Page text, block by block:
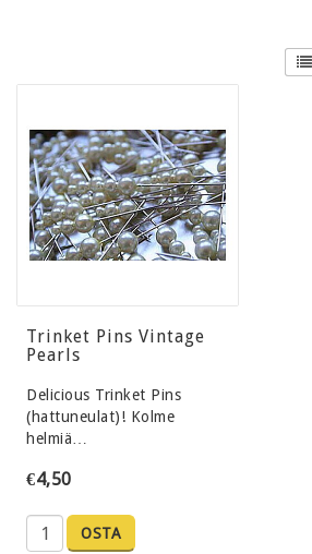
Trinket Pins Vintage
Pearls
Delicious Trinket Pins
(hattuneulat)! Kolme
helmiä…
€4,50
OSTA